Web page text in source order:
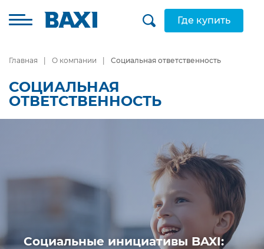
Где купить
Главная О компании Социальная ответственность
СОЦИАЛЬНАЯ
ОТВЕТСТВЕННОСТЬ
Социальные инициативы BAXI: